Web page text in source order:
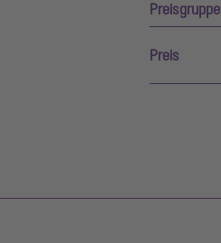
Preisgruppe
Preis